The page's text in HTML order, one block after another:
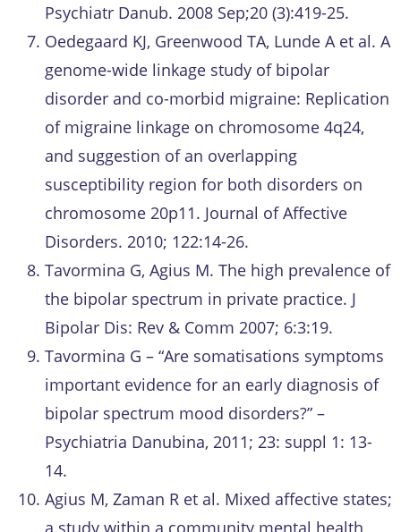
Psychiatr Danub. 2008 Sep;20 (3):419-25.
Oedegaard KJ, Greenwood TA, Lunde A et al. A
genome-wide linkage study of bipolar
disorder and co-morbid migraine: Replication
of migraine linkage on chromosome 4q24,
and suggestion of an overlapping
susceptibility region for both disorders on
chromosome 20p11. Journal of Affective
Disorders. 2010; 122:14-26.
Tavormina G, Agius M. The high prevalence of
the bipolar spectrum in private practice. J
Bipolar Dis: Rev & Comm 2007; 6:3:19.
Tavormina G – “Are somatisations symptoms
important evidence for an early diagnosis of
bipolar spectrum mood disorders?” –
Psychiatria Danubina, 2011; 23: suppl 1: 13-
14.
Agius M, Zaman R et al. Mixed affective states;
a study within a community mental health